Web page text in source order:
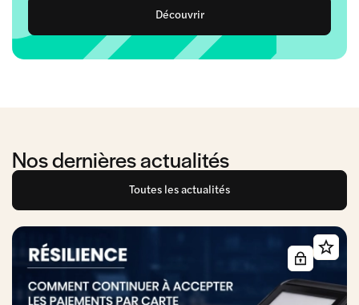
Découvrir
Nos dernières actualités
Toutes les actualités